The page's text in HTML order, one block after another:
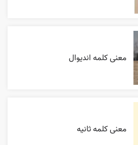
معنی کلمه اندیوال
معنی کلمه ثانیه